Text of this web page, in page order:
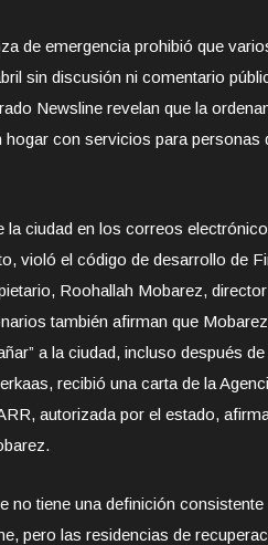
de emergencia prohibió que
sin discusión ni comentario
Newsline revelan que la
hogar con servicios para
ciudad en los correos
violó el código de desarrollo de
Roohallah Mobarez,
también afirman que
a la ciudad, incluso después
recibió una carta de la
autorizada por el estado,
no tiene una definición
pero las residencias de